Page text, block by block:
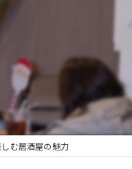
む居酒屋の魅力